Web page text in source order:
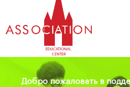
Добро пожаловать в